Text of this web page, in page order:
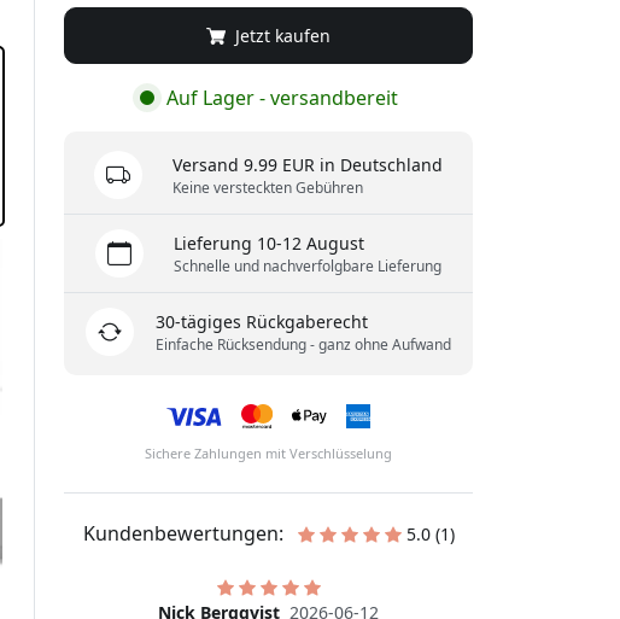
Jetzt kaufen
Auf Lager - versandbereit
Versand 9.99 EUR in Deutschland
Keine versteckten Gebühren
Lieferung 10-12 August
Schnelle und nachverfolgbare Lieferung
30-tägiges Rückgaberecht
Einfache Rücksendung - ganz ohne Aufwand
Sichere Zahlungen mit Verschlüsselung
Kundenbewertungen: 5.0 (1)
Nick Bergqvist 2026-06-12